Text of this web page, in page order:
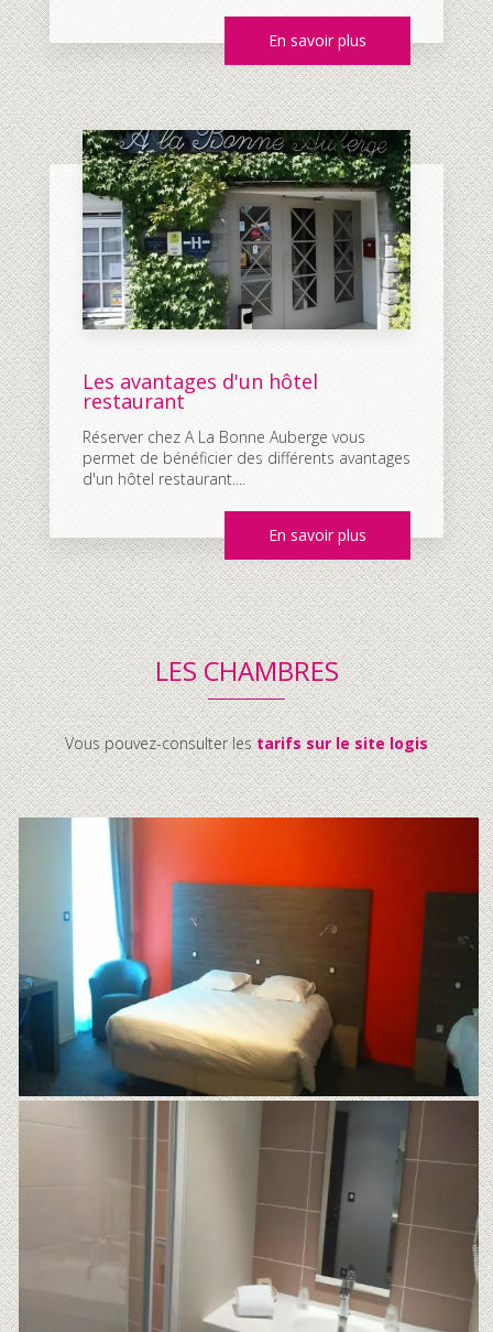
En savoir plus
Les avantages d'un hôtel
restaurant
Réserver chez A La Bonne Auberge vous
permet de bénéficier des différents avantages
d'un hôtel restaurant....
En savoir plus
LES CHAMBRES
Vous pouvez-consulter lestarifs sur le site logis